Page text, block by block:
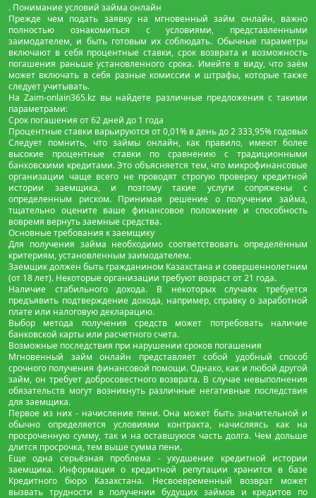
. Понимание условий займа онлайн
Прежде чем подать заявку на мгновенный займ онлайн, важно
полностью ознакомиться с условиями, представленными
заимодателем, и быть готовым их соблюдать. Обычные параметры
включают в себя процентные ставки, срок возврата и возможность
погашения раньше установленного срока. Имейте в виду, что заём
может включать в себя разные комиссии и штрафы, которые также
следует учитывать.
На Zaim-onlain365.kz вы найдете различные предложения с такими
параметрами:
Срок погашения от 62 дней до 1 года
Процентные ставки варьируются от 0,01% в день до 2 333,95% годовых
Следует помнить, что займы онлайн, как правило, имеют более
высокие процентные ставки по сравнению с традиционными
банковскими кредитами. Это объясняется тем, что микрофинансовые
организации чаще всего не проводят строгую проверку кредитной
истории заемщика, и поэтому такие услуги сопряжены с
определенным риском. Принимая решение о получении займа,
тщательно оцените ваше финансовое положение и способность
вовремя вернуть заемные средства.
Основные требования к заемщику
Для получения займа необходимо соответствовать определённым
критериям, установленным заимодателем.
Заемщик должен быть гражданином Казахстана и совершеннолетним
(от 18 лет). Некоторые организации требуют возраст от 21 года.
Наличие стабильного дохода. В некоторых случаях требуется
предъявить подтверждение дохода, например, справку о заработной
плате или налоговую декларацию.
Выбор метода получения средств может потребовать наличие
банковской карты или расчетного счета.
Возможные последствия при нарушении сроков погашения
Мгновенный займ онлайн представляет собой удобный способ
срочного получения финансовой помощи. Однако, как и любой другой
займ, он требует добросовестного возврата. В случае невыполнения
обязательств могут возникнуть различные негативные последствия
для заемщика.
Первое из них - начисление пени. Она может быть значительной и
обычно определяется условиями контракта, начисляясь как на
просроченную сумму, так и на оставшуюся часть долга. Чем дольше
длится просрочка, тем выше сумма пени.
Еще одна серьёзная проблема - ухудшение кредитной истории
заемщика. Информация о кредитной репутации хранится в базе
Кредитного бюро Казахстана. Несвоевременный возврат может
вызвать трудности в получении будущих займов и кредитов по